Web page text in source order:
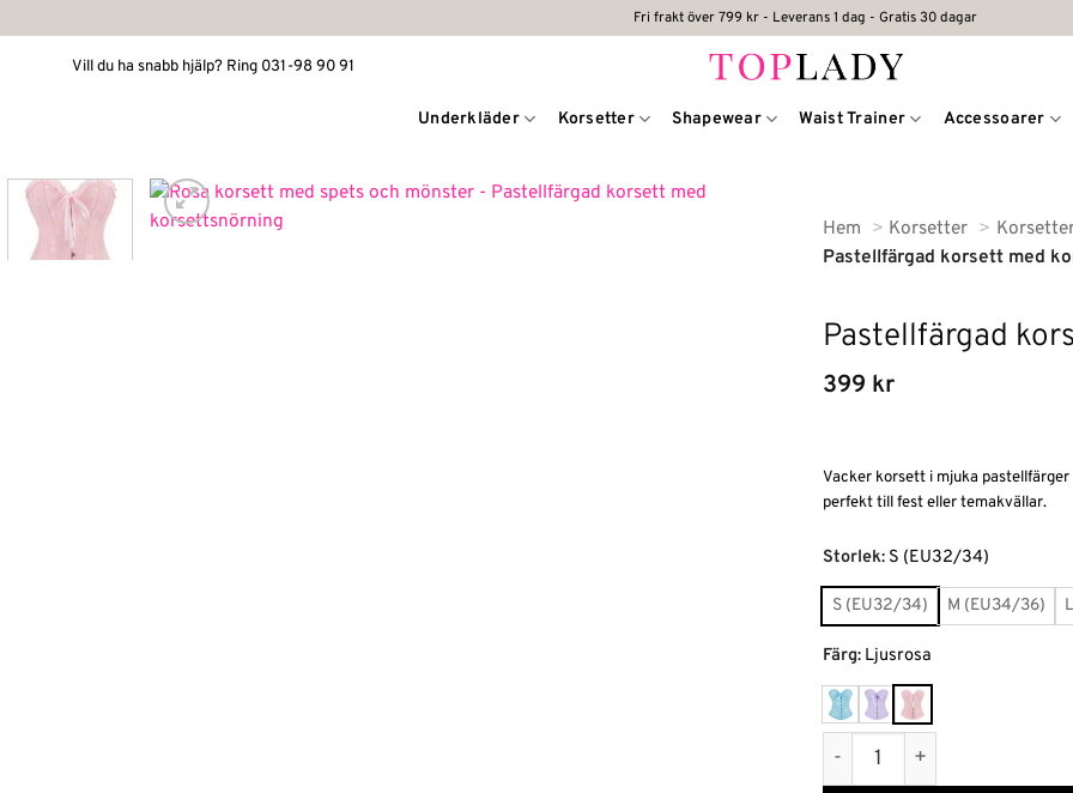
to
Fri frakt över 799 kr - Leverans 1 dag - Gratis 30 dagar
Vill du ha snabb hjälp? Ring 031-98 90 91
Underkläder Korsetter Shapewear Waist Trainer Accessoarer
Hem Korsetter
Pastellfärgad korsett med
Pastellfärgad
399 kr
Vacker korsett i mjuka pastellfärger
perfekt till fest eller temakvällar.
Storlek: S (EU32/34)
S (EU32/34) M (EU34/36)
Färg: Ljusrosa
Pastellfärgad korsett med
Alternative: